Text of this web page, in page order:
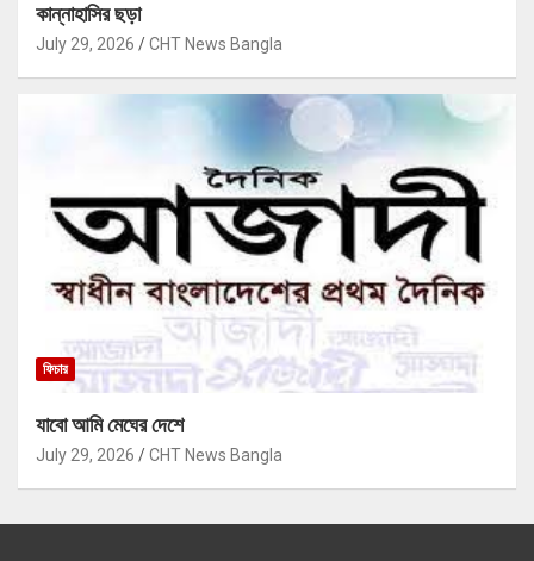
কান্নাহাসির ছড়া
July 29, 2026 CHT News Bangla
ফিচার
যাবো আমি মেঘের দেশে
July 29, 2026 CHT News Bangla